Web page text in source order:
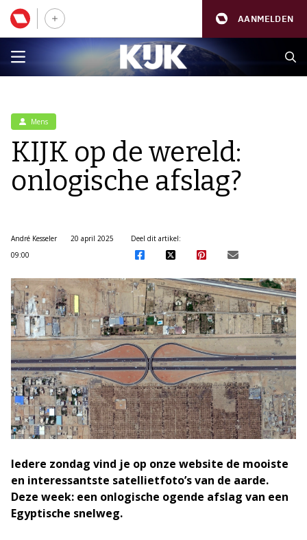
AANMELDEN
Mens
KIJK op de wereld:
onlogische afslag?
André Kesseler
20 april 2025
09:00
Deel dit artikel:
Iedere zondag vind je op onze website de mooiste
en interessantste satellietfoto’s van de aarde.
Deze week: een onlogische ogende afslag van een
Egyptische snelweg.